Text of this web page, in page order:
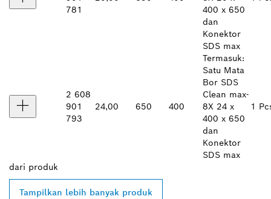
781
400 x 650
dan
Konektor
SDS max
2 608
901
793
24,00 650 400
Termasuk:
Satu Mata
Bor SDS
Clean max-
8X 24 x
400 x 650
dan
Konektor
SDS max
1
dari produk
Tampilkan lebih banyak produk